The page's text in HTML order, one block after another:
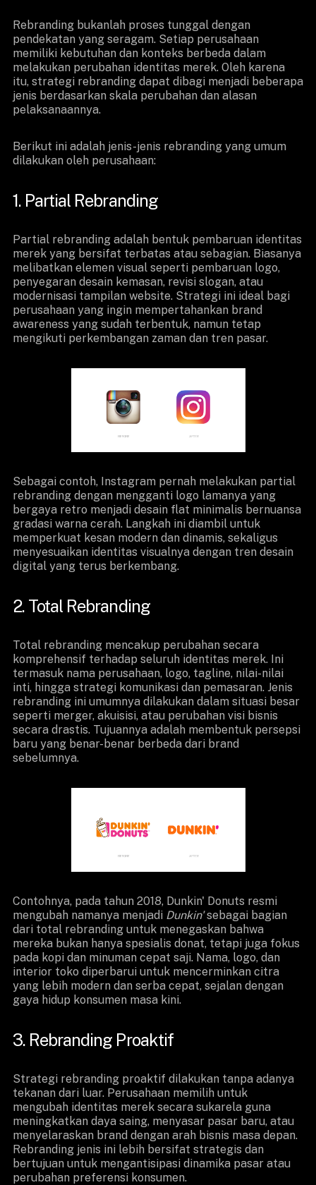
Rebranding bukanlah proses tunggal dengan
pendekatan yang seragam. Setiap perusahaan
memiliki kebutuhan dan konteks berbeda dalam
melakukan perubahan identitas merek. Oleh karena
itu, strategi rebranding dapat dibagi menjadi beberapa
jenis berdasarkan skala perubahan dan alasan
pelaksanaannya.
Berikut ini adalah jenis-jenis rebranding yang umum
dilakukan oleh perusahaan:
1. Partial Rebranding
Partial rebranding adalah bentuk pembaruan identitas
merek yang bersifat terbatas atau sebagian. Biasanya
melibatkan elemen visual seperti pembaruan logo,
penyegaran desain kemasan, revisi slogan, atau
modernisasi tampilan website. Strategi ini ideal bagi
perusahaan yang ingin mempertahankan brand
awareness yang sudah terbentuk, namun tetap
mengikuti perkembangan zaman dan tren pasar.
Sebagai contoh, Instagram pernah melakukan partial
rebranding dengan mengganti logo lamanya yang
bergaya retro menjadi desain flat minimalis bernuansa
gradasi warna cerah. Langkah ini diambil untuk
memperkuat kesan modern dan dinamis, sekaligus
menyesuaikan identitas visualnya dengan tren desain
digital yang terus berkembang.
2. Total Rebranding
Total rebranding mencakup perubahan secara
komprehensif terhadap seluruh identitas merek. Ini
termasuk nama perusahaan, logo, tagline, nilai-nilai
inti, hingga strategi komunikasi dan pemasaran. Jenis
rebranding ini umumnya dilakukan dalam situasi besar
seperti merger, akuisisi, atau perubahan visi bisnis
secara drastis. Tujuannya adalah membentuk persepsi
baru yang benar-benar berbeda dari brand
sebelumnya.
Contohnya, pada tahun 2018, Dunkin' Donuts resmi
mengubah namanya menjadi Dunkin'sebagai bagian
dari total rebranding untuk menegaskan bahwa
mereka bukan hanya spesialis donat, tetapi juga fokus
pada kopi dan minuman cepat saji. Nama, logo, dan
interior toko diperbarui untuk mencerminkan citra
yang lebih modern dan serba cepat, sejalan dengan
gaya hidup konsumen masa kini.
3. Rebranding Proaktif
Strategi rebranding proaktif dilakukan tanpa adanya
tekanan dari luar. Perusahaan memilih untuk
mengubah identitas merek secara sukarela guna
meningkatkan daya saing, menyasar pasar baru, atau
menyelaraskan brand dengan arah bisnis masa depan.
Rebranding jenis ini lebih bersifat strategis dan
bertujuan untuk mengantisipasi dinamika pasar atau
perubahan preferensi konsumen.